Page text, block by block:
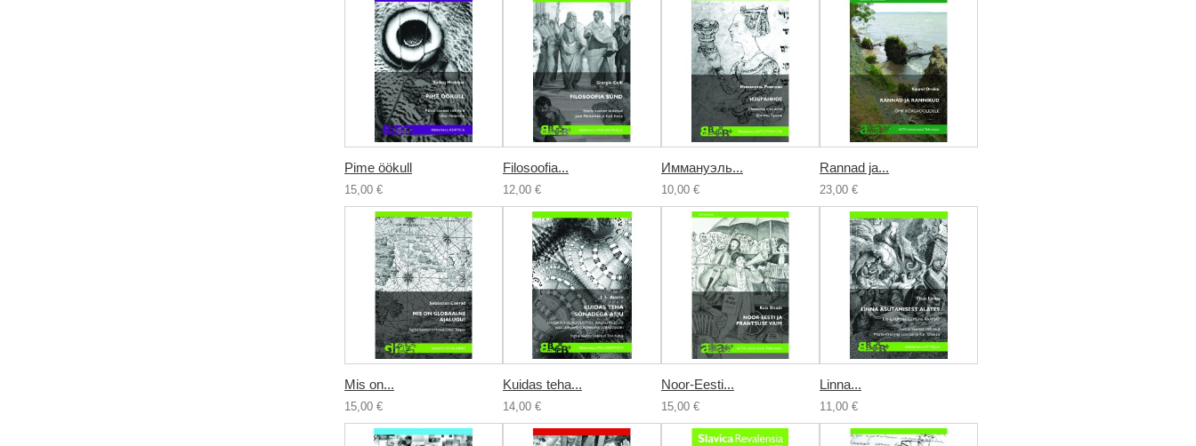
Pime öökull
15,00 €
Filosoofia...
12,00 €
Иммануэль...
10,00 €
Rannad ja...
23,00 €
Mis on...
15,00 €
Kuidas teha...
14,00 €
Noor-Eesti...
15,00 €
Linna...
11,00 €